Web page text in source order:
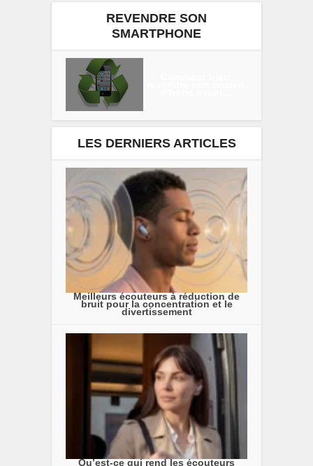
REVENDRE SON
SMARTPHONE
LES DERNIERS ARTICLES
Meilleurs écouteurs à réduction de
bruit pour la concentration et le
divertissement
Qu’est-ce qui rend les écouteurs